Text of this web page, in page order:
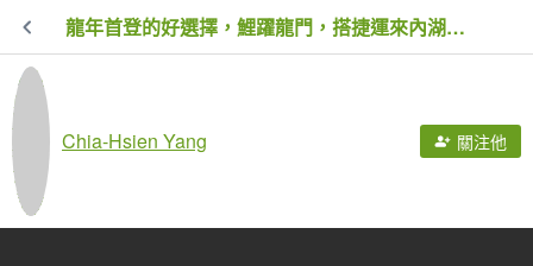
龍年首登的好選擇，鯉躍龍門，搭捷運來內湖爬三尖，鯉魚山、忠勇山、圓覺尖
Chia-Hsien Yang 關注他